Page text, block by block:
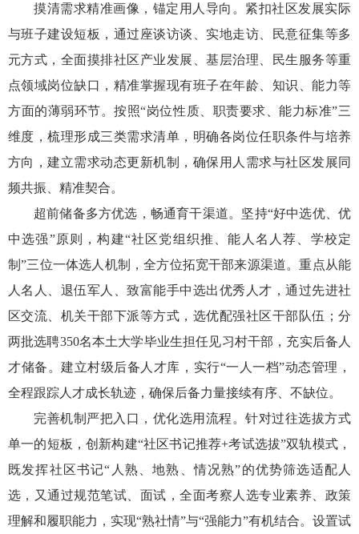
摸清需求精准画像，锚定用人导向。紧扣社区发展实际
与班子建设短板，通过座谈访谈、实地走访、民意征集等多
元方式，全面摸排社区产业发展、基层治理、民生服务等重
点领域岗位缺口，精准掌握现有班子在年龄、知识、能力等
方面的薄弱环节。按照“岗位性质、职责要求、能力标准”三
维度，梳理形成三类需求清单，明确各岗位任职条件与培养
方向，建立需求动态更新机制，确保用人需求与社区发展同
频共振、精准契合。
超前储备多方优选，畅通育干渠道。坚持“好中选优、优
中选强”原则，构建“社区党组织推、能人名人荐、学校定
制”三位一体选人机制，全方位拓宽干部来源渠道。重点从能
人名人、退伍军人、致富能手中选出优秀人才，通过先进社
区交流、机关干部下派等方式，选优配强社区干部队伍；分
两批选聘350名本土大学毕业生担任见习村干部，充实后备人
才储备。建立村级后备人才库，实行“一人一档”动态管理，
全程跟踪人才成长轨迹，确保后备力量接续有序、不缺位。
完善机制严把入口，优化选用流程。针对过往选拔方式
单一的短板，创新构建“社区书记推荐+考试选拔”双轨模式，
既发挥社区书记“人熟、地熟、情况熟”的优势筛选适配人
选，又通过规范笔试、面试，全面考察人选专业素养、政策
理解和履职能力，实现“熟社情”与“强能力”有机结合。设置试